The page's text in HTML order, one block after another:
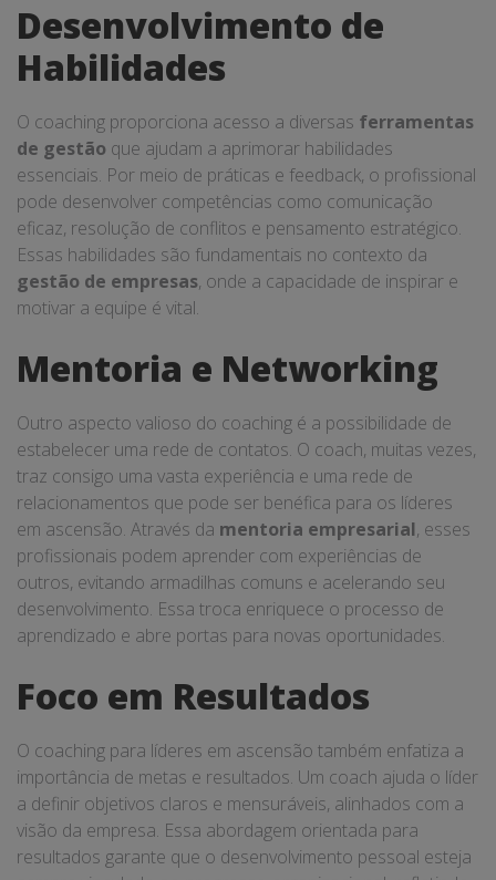
Desenvolvimento de
Habilidades
O coaching proporciona acesso a diversas ferramentas
de gestão que ajudam a aprimorar habilidades
essenciais. Por meio de práticas e feedback, o profissional
pode desenvolver competências como comunicação
eficaz, resolução de conflitos e pensamento estratégico.
Essas habilidades são fundamentais no contexto da
gestão de empresas, onde a capacidade de inspirar e
motivar a equipe é vital.
Mentoria e Networking
Outro aspecto valioso do coaching é a possibilidade de
estabelecer uma rede de contatos. O coach, muitas vezes,
traz consigo uma vasta experiência e uma rede de
relacionamentos que pode ser benéfica para os líderes
em ascensão. Através da mentoria empresarial, esses
profissionais podem aprender com experiências de
outros, evitando armadilhas comuns e acelerando seu
desenvolvimento. Essa troca enriquece o processo de
aprendizado e abre portas para novas oportunidades.
Foco em Resultados
O coaching para líderes em ascensão também enfatiza a
importância de metas e resultados. Um coach ajuda o líder
a definir objetivos claros e mensuráveis, alinhados com a
visão da empresa. Essa abordagem orientada para
resultados garante que o desenvolvimento pessoal esteja